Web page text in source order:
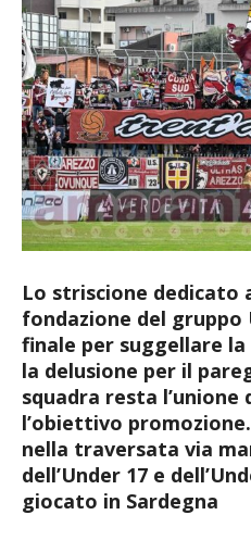
Lo striscione dedicato
fondazione del
finale per suggellare
la delusione per il
squadra resta
l’obiettivo
nella traversata via
dell’Under 17 e
giocato in Sardegna